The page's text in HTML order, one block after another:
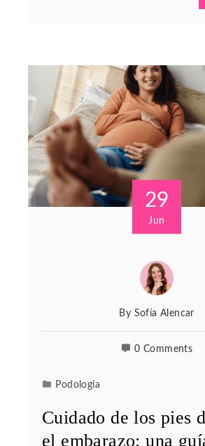
29
Jun
By Sofía Alencar
0 Comments
Podología
Cuidado de los pies
el embarazo: una